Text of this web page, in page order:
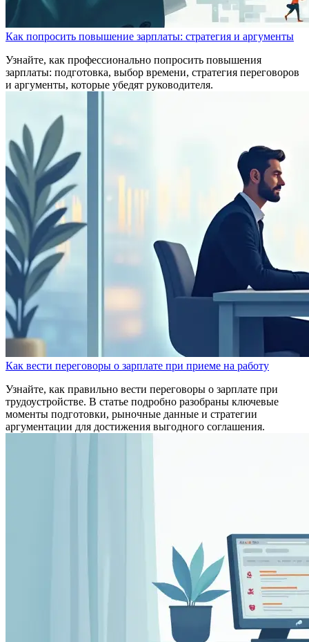
Как попросить повышение зарплаты: стратегия и аргументы
Узнайте, как профессионально попросить повышения
зарплаты: подготовка, выбор времени, стратегия переговоров
и аргументы, которые убедят руководителя.
Как вести переговоры о зарплате при приеме на работу
Узнайте, как правильно вести переговоры о зарплате при
трудоустройстве. В статье подробно разобраны ключевые
моменты подготовки, рыночные данные и стратегии
аргументации для достижения выгодного соглашения.